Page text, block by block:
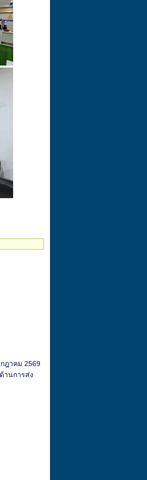
ฎาคม 2569
านการส่ง